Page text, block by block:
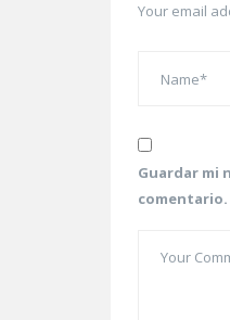
Your email
Guardar mi
comentario.